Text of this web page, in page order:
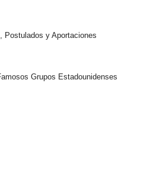
Postulados y Aportaciones
Grupos Estadounidenses